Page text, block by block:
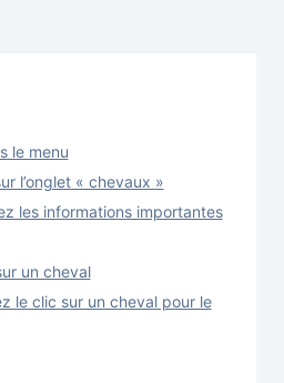
le menu
l’onglet « chevaux »
les informations importantes
un cheval
le clic sur un cheval pour le